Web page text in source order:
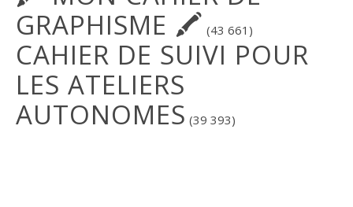
GRAPHISME 🖍 (43 661)
CAHIER DE SUIVI POUR
LES ATELIERS
AUTONOMES (39 393)